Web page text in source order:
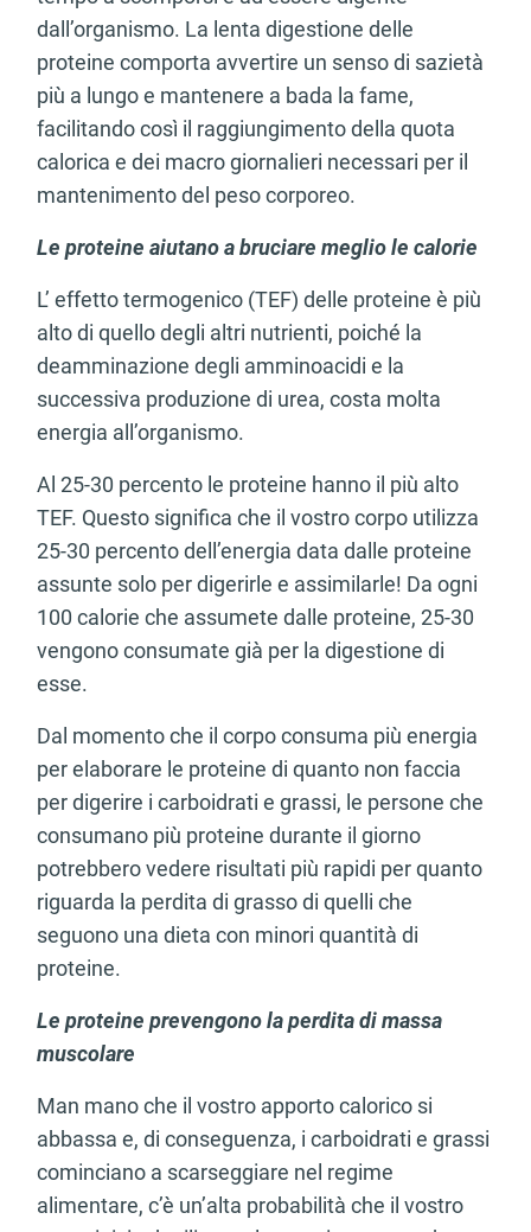
dall’organismo. La lenta digestione delle
proteine comporta avvertire un senso di sazietà
più a lungo e mantenere a bada la fame,
facilitando così il raggiungimento della quota
calorica e dei macro giornalieri necessari per il
mantenimento del peso corporeo.
Le proteine aiutano a bruciare meglio le calorie
L’ effetto termogenico (TEF) delle proteine è più
alto di quello degli altri nutrienti, poiché la
deamminazione degli amminoacidi e la
successiva produzione di urea, costa molta
energia all’organismo.
Al 25-30 percento le proteine hanno il più alto
TEF. Questo significa che il vostro corpo utilizza
25-30 percento dell’energia data dalle proteine
assunte solo per digerirle e assimilarle! Da ogni
100 calorie che assumete dalle proteine, 25-30
vengono consumate già per la digestione di
esse.
Dal momento che il corpo consuma più energia
per elaborare le proteine di quanto non faccia
per digerire i carboidrati e grassi, le persone che
consumano più proteine durante il giorno
potrebbero vedere risultati più rapidi per quanto
riguarda la perdita di grasso di quelli che
seguono una dieta con minori quantità di
proteine.
Le proteine prevengono la perdita di massa
muscolare
Man mano che il vostro apporto calorico si
abbassa e, di conseguenza, i carboidrati e grassi
cominciano a scarseggiare nel regime
alimentare, c’è un’alta probabilità che il vostro